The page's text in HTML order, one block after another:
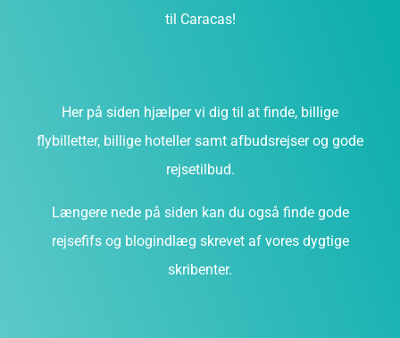
til Caracas!
Her på siden hjælper vi dig til at finde, billige
flybilletter, billige hoteller samt afbudsrejser og gode
rejsetilbud.
Længere nede på siden kan du også finde gode
rejsefifs og blogindlæg skrevet af vores dygtige
skribenter.